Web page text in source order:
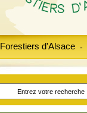
Forestiers d'Alsace -